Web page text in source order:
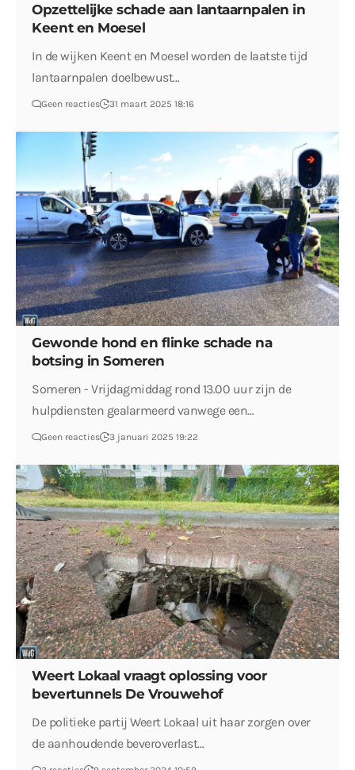
Opzettelijke schade aan lantaarnpalen in
Keent en Moesel
In de wijken Keent en Moesel worden de laatste tijd
lantaarnpalen doelbewust…
Geen reacties 31 maart 2025 18:16
Gewonde hond en flinke schade na
botsing in Someren
Someren - Vrijdagmiddag rond 13.00 uur zijn de
hulpdiensten gealarmeerd vanwege een…
Geen reacties 3 januari 2025 19:22
Weert Lokaal vraagt oplossing voor
bevertunnels De Vrouwehof
De politieke partij Weert Lokaal uit haar zorgen over
de aanhoudende beveroverlast…